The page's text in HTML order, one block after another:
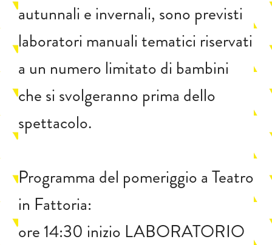
autunnali e invernali, sono previsti
laboratori manuali tematici riservati
a un numero limitato di bambini
che si svolgeranno prima dello
spettacolo.
Programma del pomeriggio a Teatro
in Fattoria:
ore 14:30 inizio LABORATORIO